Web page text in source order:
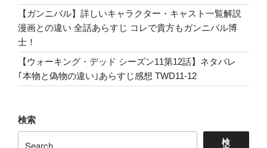
【ガンニバル】詳しいキャラクター・キャスト一覧解説
漫画との違い 全話あらすじ コレで貴方もガンニバル博
士！
【ウォーキング・デッド シーズン11第12話】ネタバレ
｢本物と偽物の違い｣あらすじ感想 TWD11-12
検索
検